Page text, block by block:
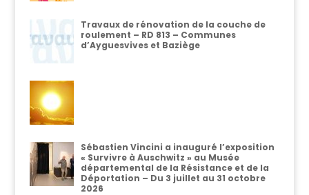
Travaux de rénovation de la couche de
roulement – RD 813 – Communes
d’Ayguesvives et Baziège
Sébastien Vincini a inauguré l’exposition
« Survivre à Auschwitz » au Musée
départemental de la Résistance et de la
Déportation – Du 3 juillet au 31 octobre
2026